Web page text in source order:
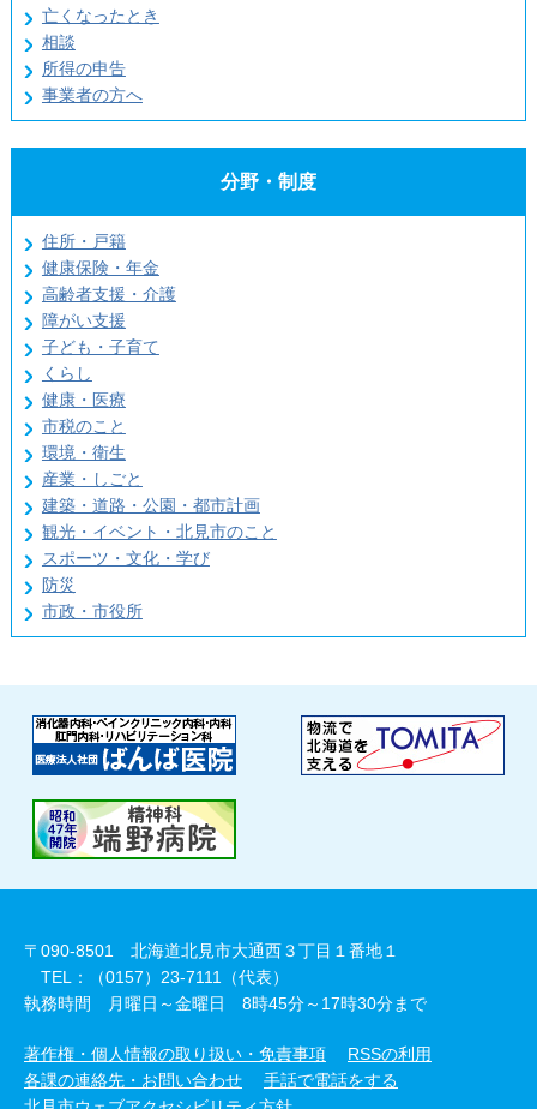
亡くなったとき
相談
所得の申告
事業者の方へ
分野・制度
住所・戸籍
健康保険・年金
高齢者支援・介護
障がい支援
子ども・子育て
くらし
健康・医療
市税のこと
環境・衛生
産業・しごと
建築・道路・公園・都市計画
観光・イベント・北見市のこと
スポーツ・文化・学び
防災
市政・市役所
〒090-8501 北海道北見市大通西３丁目１番地１
TEL：（0157）23-7111（代表）
執務時間 月曜日～金曜日 8時45分～17時30分まで
著作権・個人情報の取り扱い・免責事項
RSSの利用
各課の連絡先・お問い合わせ
手話で電話をする